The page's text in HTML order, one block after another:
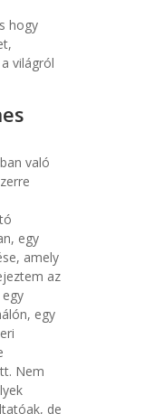
hogy
világról
való
egy
amely
az
egy
Nem
de